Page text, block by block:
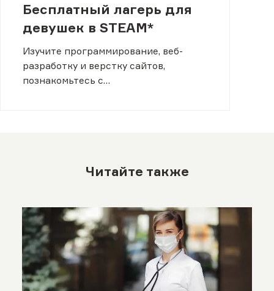
Бесплатный лагерь для
девушек в STEAM*
Изучите программирование, веб-
разработку и верстку сайтов,
познакомьтесь с
Читайте также